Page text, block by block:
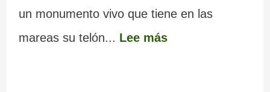
un monumento vivo que tiene en las
mareas su telón... Lee más